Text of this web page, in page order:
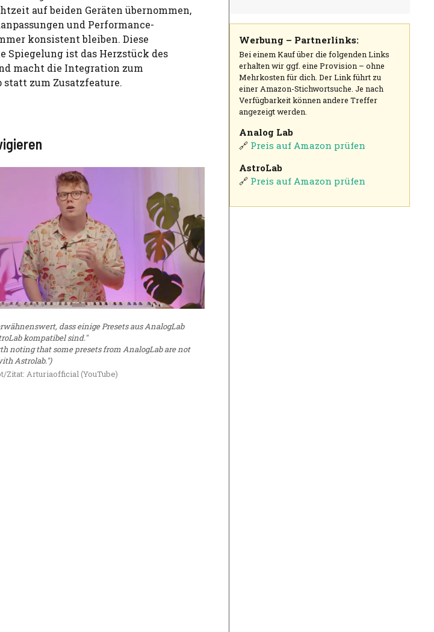
auf beiden Geräten übernommen,
und Performance-
konsistent bleiben. Diese
Spiegelung ist das Herzstück des
macht die Integration zum
zum Zusatzfeature.
dass einige Presets aus AnalogLab
kompatibel sind."
noting that some presets from AnalogLab are not
Astrolab.")
Zitat: Arturiaofficial (YouTube)
Werbung – Partnerlinks:
Bei einem Kauf über die folgenden Links
erhalten wir ggf. eine Provision – ohne
Mehrkosten für dich. Der Link führt zu
einer Amazon-Stichwortsuche. Je nach
Verfügbarkeit können andere Treffer
angezeigt werden.
Analog Lab
🔗 Preis auf Amazon prüfen
AstroLab
🔗 Preis auf Amazon prüfen